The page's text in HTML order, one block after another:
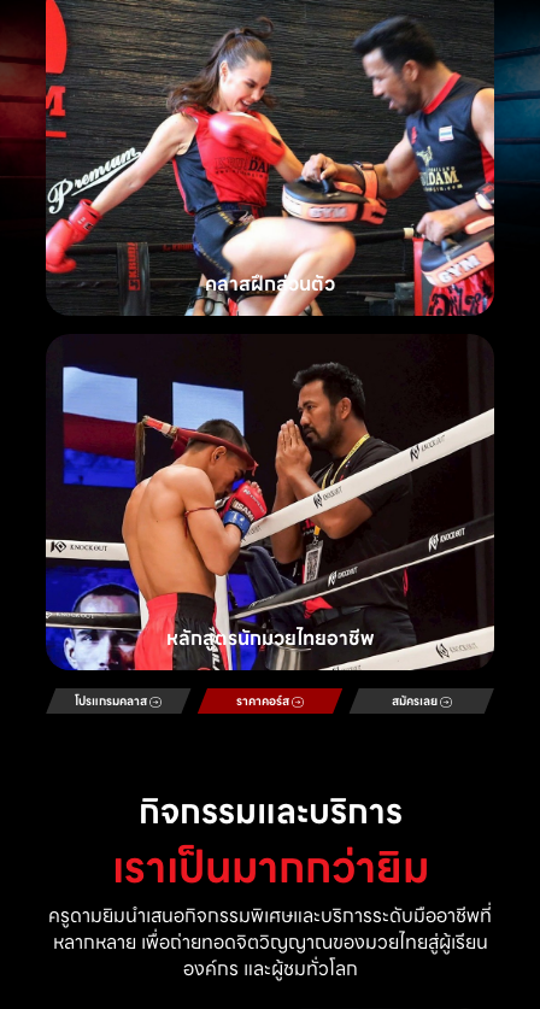
คลาสฝึกส่วนตัว
หลักสูตรนักมวยไทยอาชีพ
โปรแกรมคลาส ราคาคอร์ส สมัครเลย
กิจกรรมและบริการ
เราเป็นมากกว่ายิม
ครูดามยิมนำเสนอกิจกรรมพิเศษและบริการระดับมืออาชีพที่
หลากหลาย เพื่อถ่ายทอดจิตวิญญาณของมวยไทยสู่ผู้เรียน
องค์กร และผู้ชมทั่วโลก